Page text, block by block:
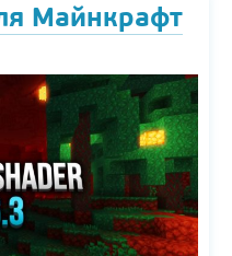
Майнкрафт